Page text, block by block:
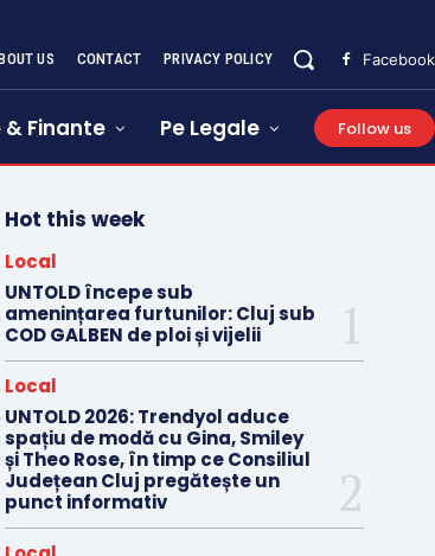
US CONTACT PRIVACY POLICY Facebook
& Finante Pe Legale Follow us
Hot this week
Local
UNTOLD începe sub
amenințarea furtunilor: Cluj sub
COD GALBEN de ploi și vijelii
Local
UNTOLD 2026: Trendyol aduce
spațiu de modă cu Gina, Smiley
și Theo Rose, în timp ce Consiliul
Județean Cluj pregătește un
punct informativ